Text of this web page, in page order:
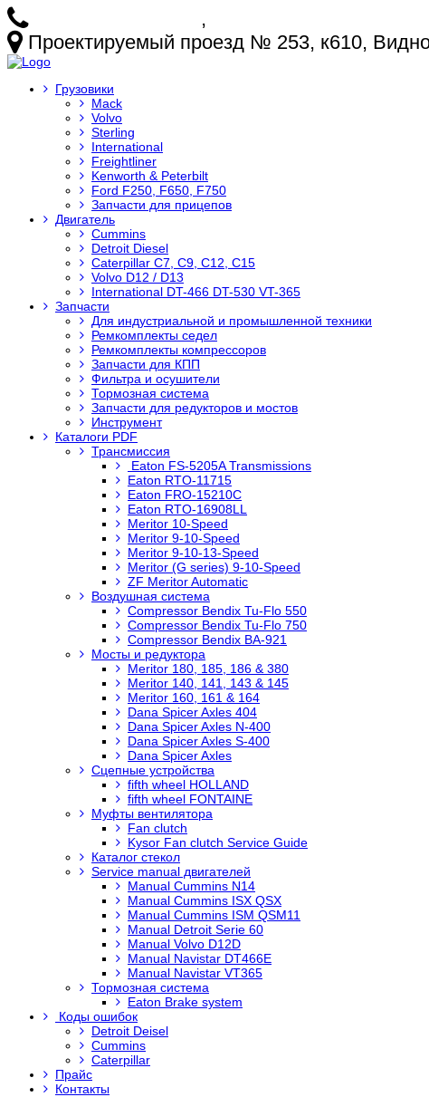
,
Проектируемый проезд № 253, к610,
Грузовики
Mack
Volvo
Sterling
International
Freightliner
Kenworth & Peterbilt
Ford F250, F650, F750
Запчасти для прицепов
Двигатель
Cummins
Detroit Diesel
Caterpillar C7, C9, C12, C15
Volvo D12 / D13
International DT-466 DT-530 VT-365
Запчасти
Для индустриальной и промышленной техники
Ремкомплекты седел
Ремкомплекты компрессоров
Запчасти для КПП
Фильтра и осушители
Тормозная система
Запчасти для редукторов и мостов
Инструмент
Каталоги PDF
Трансмиссия
Eaton FS-5205A Transmissions
Eaton RTO-11715
Eaton FRO-15210C
Eaton RTO-16908LL
Meritor 10-Speed
Meritor 9-10-Speed
Meritor 9-10-13-Speed
Meritor (G series) 9-10-Speed
ZF Meritor Automatic
Воздушная система
Compressor Bendix Tu-Flo 550
Compressor Bendix Tu-Flo 750
Compressor Bendix BA-921
Мосты и редуктора
Meritor 180, 185, 186 & 380
Meritor 140, 141, 143 & 145
Meritor 160, 161 & 164
Dana Spicer Axles 404
Dana Spicer Axles N-400
Dana Spicer Axles S-400
Dana Spicer Axles
Сцепные устройства
fifth wheel HOLLAND
fifth wheel FONTAINE
Муфты вентилятора
Fan clutch
Kysor Fan clutch Service Guide
Каталог стекол
Service manual двигателей
Manual Cummins N14
Manual Cummins ISX QSX
Manual Cummins ISM QSM11
Manual Detroit Serie 60
Manual Volvo D12D
Manual Navistar DT466E
Manual Navistar VT365
Тормозная система
Eaton Brake system
Коды ошибок
Detroit Deisel
Cummins
Caterpillar
Прайс
Контакты